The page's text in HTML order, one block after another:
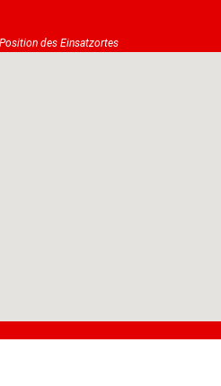
des Einsatzortes